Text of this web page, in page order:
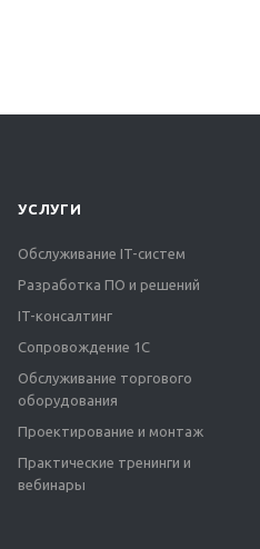
УСЛУГИ
Обслуживание IT-систем
Разработка ПО и решений
IT-консалтинг
Сопровождение 1С
Обслуживание торгового
оборудования
Проектирование и монтаж
Практические тренинги и
вебинары